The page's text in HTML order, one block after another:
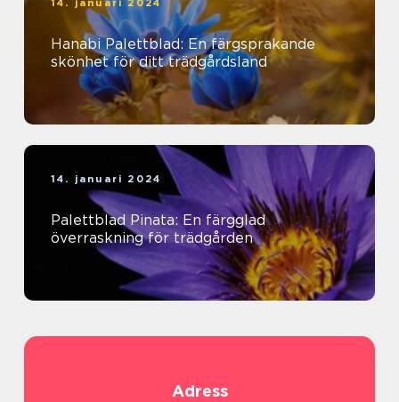
14. januari 2024
Hanabi Palettblad: En färgsprakande
skönhet för ditt trädgårdsland
14. januari 2024
Palettblad Pinata: En färgglad
överraskning för trädgården
Adress